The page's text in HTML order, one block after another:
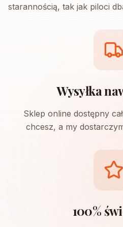
starannością, tak jak piloci
Wysyłka
Sklep online dostępny
chcesz, a my
100%